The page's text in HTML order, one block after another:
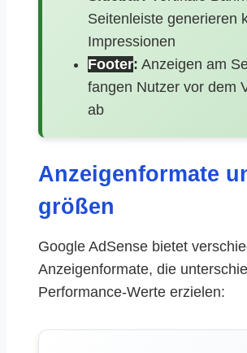
Seitenleiste generieren
Impressionen
Footer: Anzeigen am
fangen Nutzer vor dem
ab
Anzeigenformate
größen
Google AdSense bietet
Anzeigenformate, die
Performance-Werte erzielen: